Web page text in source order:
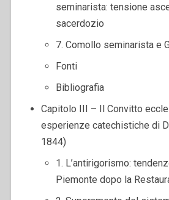
seminarista: tensione
sacerdozio
7. Comollo seminarista e
Fonti
Bibliografia
Capitolo III – Il Convitto
esperienze catechistiche di
1844)
1. L’antirigorismo:
Piemonte dopo la